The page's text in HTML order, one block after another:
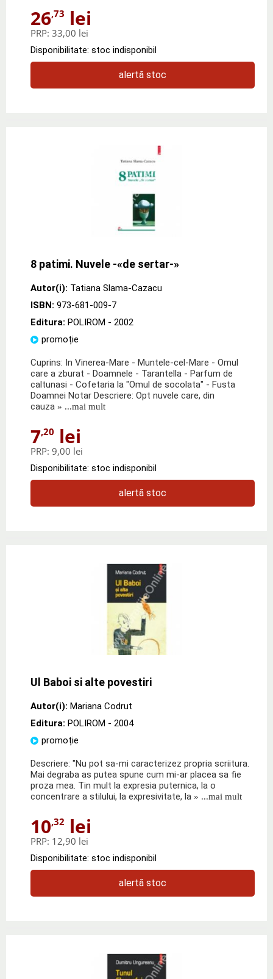
26,73 lei
PRP: 33,00 lei
Disponibilitate: stoc indisponibil
alertă stoc
8 patimi. Nuvele -«de sertar-»
Autor(i): Tatiana Slama-Cazacu
ISBN: 973-681-009-7
Editura: POLIROM - 2002
promoție
Cuprins: In Vinerea-Mare - Muntele-cel-Mare - Omul
care a zburat - Doamnele - Tarantella - Parfum de
caltunasi - Cofetaria la "Omul de socolata" - Fusta
Doamnei Notar Descriere: Opt nuvele care, din
cauza » ...mai mult
7,20 lei
PRP: 9,00 lei
Disponibilitate: stoc indisponibil
alertă stoc
Ul Baboi si alte povestiri
Autor(i): Mariana Codrut
Editura: POLIROM - 2004
promoție
Descriere: "Nu pot sa-mi caracterizez propria scriitura.
Mai degraba as putea spune cum mi-ar placea sa fie
proza mea. Tin mult la expresia puternica, la o
concentrare a stilului, la expresivitate, la » ...mai mult
10,32 lei
PRP: 12,90 lei
Disponibilitate: stoc indisponibil
alertă stoc